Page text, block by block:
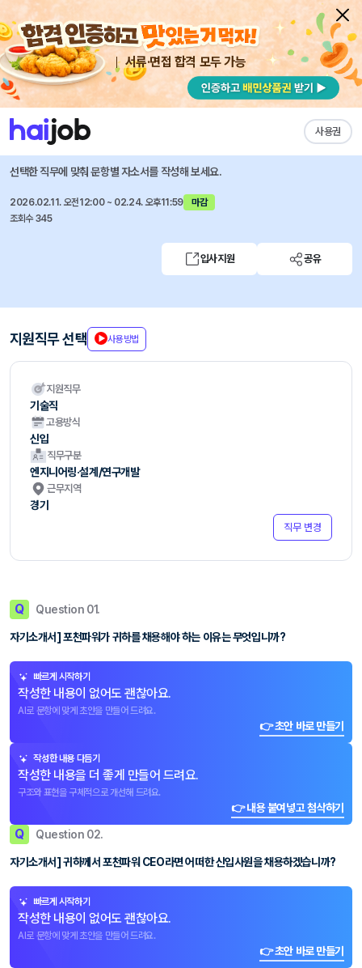
서류·면접 합격 모두 가능
사용권
채용공고 자소서 자유항목 자소서 내 작성목록
포천파워 즐겨찾기
포천파워(주) 2026년 상반기 기술직 신입사원 채용
선택한 직무에 맞춰 문항별 자소서를 작성해 보세요.
2026.02.11. 오전12:00 ~ 02.24. 오후11:59
마감
조회수 345
입사지원 공유
지원직무 선택 사용방법
지원직무
기술직
고용방식
신입
직무구분
엔지니어링·설계/연구개발
근무지역
경기
직무 변경
Q Question 01.
자기소개서] 포천파워가 귀하를 채용해야 하는 이유는 무엇입니까?
빠르게 시작하기
작성한 내용이 없어도 괜찮아요.
AI로 문항에 맞게 초안을 만들어 드려요.
👉 초안 바로 만들기
작성한 내용 다듬기
작성한 내용을 더 좋게 만들어 드려요.
구조와 표현을 구체적으로 개선해 드려요.
👉 내용 붙여넣고 첨삭하기
Q Question 02.
자기소개서] 귀하께서 포천파워 CEO라면 어떠한 신입사원을 채용하겠습니까?
빠르게 시작하기
작성한 내용이 없어도 괜찮아요.
AI로 문항에 맞게 초안을 만들어 드려요.
👉 초안 바로 만들기